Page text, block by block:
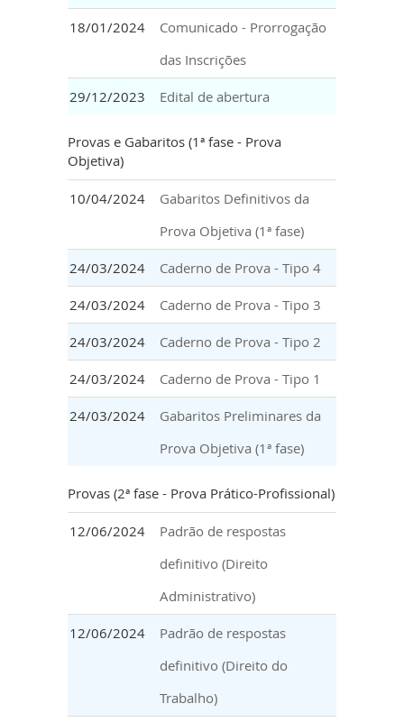
18/01/2024
Comunicado - Prorrogação
das Inscrições
29/12/2023 Edital de abertura
Provas e Gabaritos (1ª fase - Prova
Objetiva)
10/04/2024
Gabaritos Definitivos da
Prova Objetiva (1ª fase)
24/03/2024 Caderno de Prova - Tipo 4
24/03/2024 Caderno de Prova - Tipo 3
24/03/2024 Caderno de Prova - Tipo 2
24/03/2024 Caderno de Prova - Tipo 1
24/03/2024
Gabaritos Preliminares da
Prova Objetiva (1ª fase)
Provas (2ª fase - Prova Prático-Profissional)
12/06/2024
Padrão de respostas
definitivo (Direito
Administrativo)
12/06/2024
Padrão de respostas
definitivo (Direito do
Trabalho)